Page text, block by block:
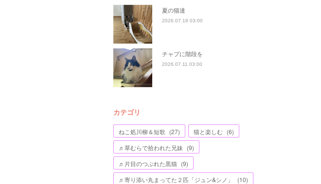
夏の猫達
2026.07.18 03:00
チャプに階段を
2026.07.11 03:00
カテゴリ
ねこ処川柳＆短歌 (27) 猫と楽しむ (6)
♬草むらで拾われた兄妹 (9)
♬片目のつぶれた黒猫 (9)
♬寄り添い丸まってた２匹「ジュン&シノ」
(10)